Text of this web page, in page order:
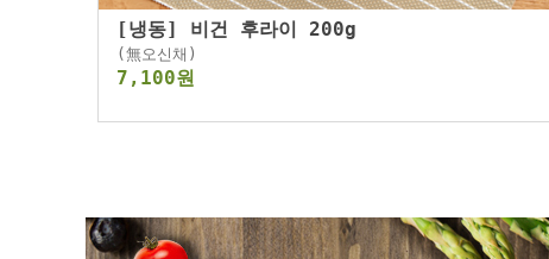
[냉동] 비건 후라이 200g
(無오신채)
7,100원